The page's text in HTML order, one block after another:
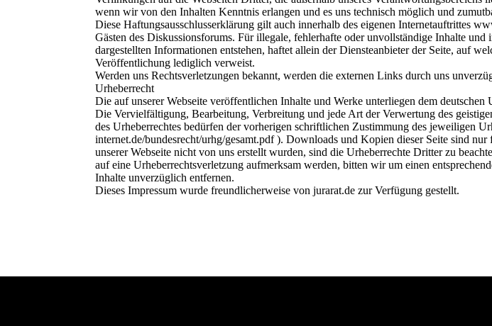
wenn wir von den Inhalten Kenntnis erlangen und es uns technisch möglich und
Diese Haftungsausschlusserklärung gilt auch innerhalb des eigenen Internetauftrittes
Gästen des Diskussionsforums. Für illegale, fehlerhafte oder unvollständige Inhalte
dargestellten Informationen entstehen, haftet allein der Diensteanbieter der Seite, auf
Veröffentlichung lediglich verweist.
Werden uns Rechtsverletzungen bekannt, werden die externen Links durch uns
Urheberrecht
Die auf unserer Webseite veröffentlichen Inhalte und Werke unterliegen dem
Die Vervielfältigung, Bearbeitung, Verbreitung und jede Art der Verwertung des
des Urheberrechtes bedürfen der vorherigen schriftlichen Zustimmung des jeweiligen
internet.de/bundesrecht/urhg/gesamt.pdf ). Downloads und Kopien dieser Seite sind
unserer Webseite nicht von uns erstellt wurden, sind die Urheberrechte Dritter zu
auf eine Urheberrechtsverletzung aufmerksam werden, bitten wir um einen
Inhalte unverzüglich entfernen.
Dieses Impressum wurde freundlicherweise von jurarat.de zur Verfügung gestellt.